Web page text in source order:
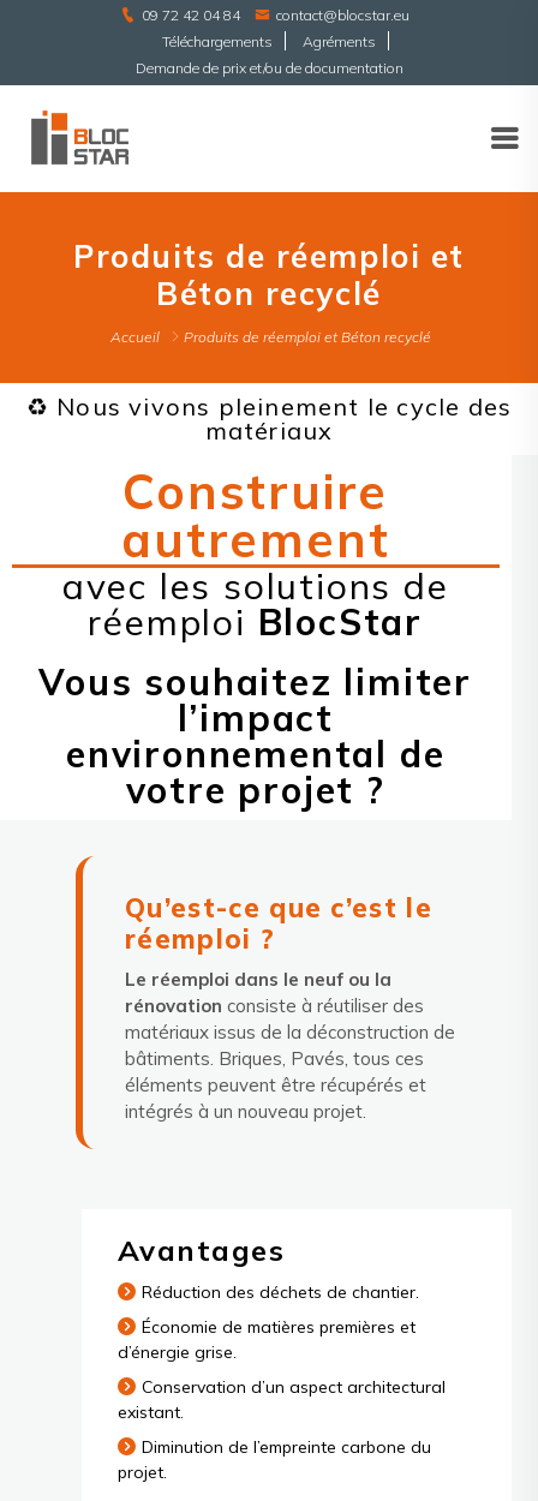
09 72 42 04 84
contact@blocstar.eu
Téléchargements
Agréments
Demande de prix et/ou de documentation
Produits de réemploi et
Béton recyclé
Accueil Produits de réemploi et Béton recyclé
♻️ Nous vivons pleinement le cycle des
matériaux
Construire
autrement
avec les solutions de
réemploi BlocStar
Vous souhaitez limiter
l’impact
environnemental de
votre projet ?
Qu’est-ce que c’est le
réemploi ?
Le réemploi dans le neuf ou la
rénovation consiste à réutiliser des
matériaux issus de la déconstruction de
bâtiments. Briques, Pavés, tous ces
éléments peuvent être récupérés et
intégrés à un nouveau projet.
Avantages
Réduction des déchets de chantier.
Économie de matières premières et
d’énergie grise.
Conservation d’un aspect architectural
existant.
Diminution de l’empreinte carbone du
projet.